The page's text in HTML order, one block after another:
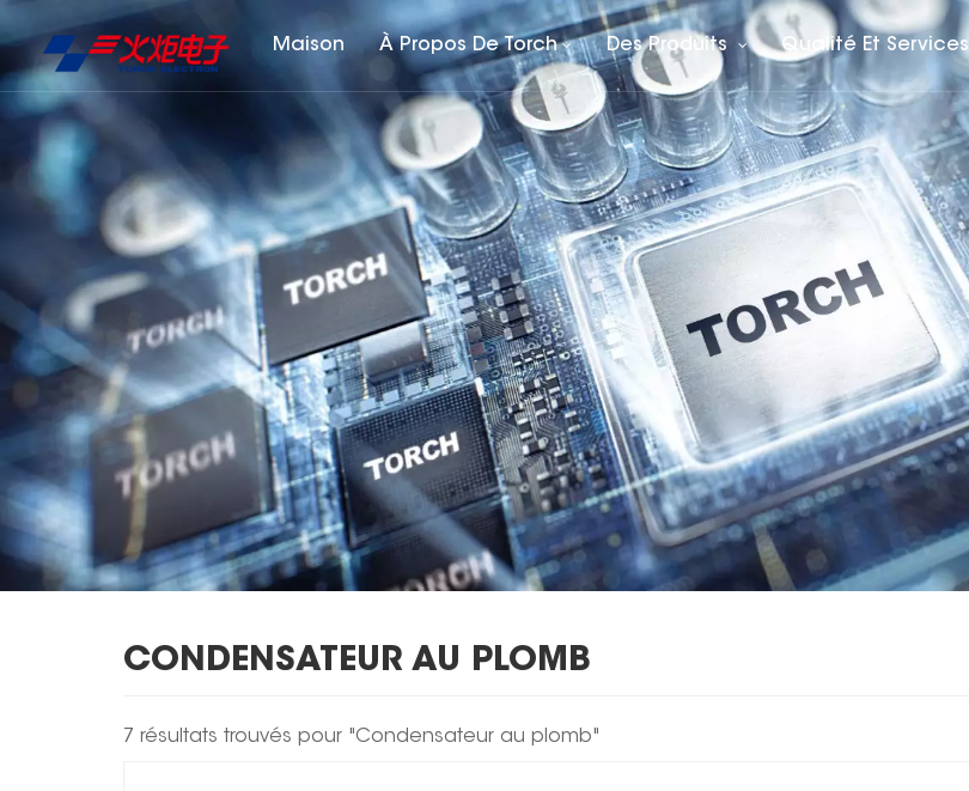
Maison À Propos De Torch Des Produits Qualité Et Services
CONDENSATEUR AU PLOMB
7 résultats trouvés pour "Condensateur au plomb"